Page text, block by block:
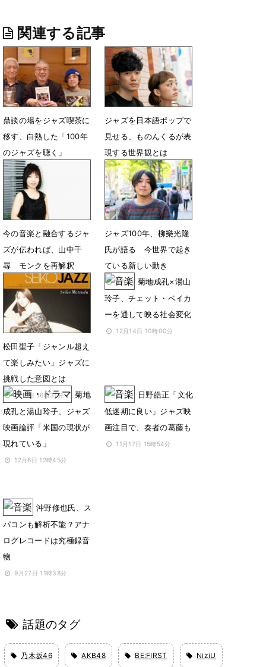
関連する記事
鼎談の場をジャズ喫茶に
移す、白熱した「100年
のジャズを聴く」
2月16日 13時05分
ジャズを日本語ポップで
見せる、ものんくるが表
現する世界観とは
12月18日 13時30分
今の音楽と融合するジャ
ズが伝われば、山中千
尋 モンクを再解釈
6月20日 11時30分
ジャズ100年、柳樂光隆
氏が語る 今世界で起き
ている新しい動き
5月7日 17時30分
松田聖子「ジャンル超え
て楽しみたい」ジャズに
挑戦した意図とは
4月9日 16時31分
菊地成孔×湯山
玲子、チェット・ベイカ
ーを通して映る社会変化
12月14日 10時00分
菊地
成孔と湯山玲子、ジャズ
映画論評「米国の現状が
現れている」
12月6日 12時45分
日野皓正「文化
低迷期に良い」ジャズ映
画注目で、奏者の葛藤も
11月17日 15時54分
沖野修也氏、ス
パコンも解析不能？アナ
ログレコードは究極録音
物
9月27日 11時38分
話題のタグ
乃木坂46 AKB48 BE:FIRST NiziU